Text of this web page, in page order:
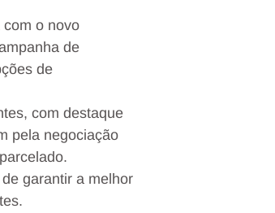
o novo
de
de
com destaque
pela negociação
garantir a melhor